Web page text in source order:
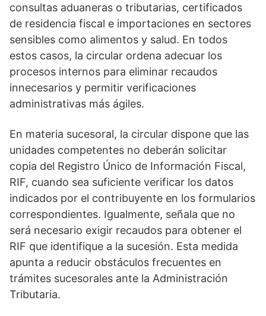
consultas aduaneras o tributarias, certificados
de residencia fiscal e importaciones en sectores
sensibles como alimentos y salud. En todos
estos casos, la circular ordena adecuar los
procesos internos para eliminar recaudos
innecesarios y permitir verificaciones
administrativas más ágiles.
En materia sucesoral, la circular dispone que las
unidades competentes no deberán solicitar
copia del Registro Único de Información Fiscal,
RIF, cuando sea suficiente verificar los datos
indicados por el contribuyente en los formularios
correspondientes. Igualmente, señala que no
será necesario exigir recaudos para obtener el
RIF que identifique a la sucesión. Esta medida
apunta a reducir obstáculos frecuentes en
trámites sucesorales ante la Administración
Tributaria.